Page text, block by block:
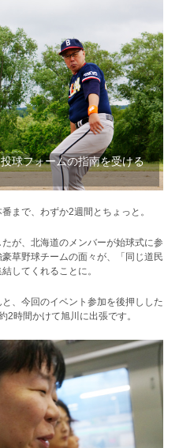
球フォームの指南を受ける
まで、わずか2週間とちょっと。
が、北海道のメンバーが始球式に参
草野球チームの面々が、「同じ道民
してくれることに。
、今回のイベント参加を後押しした
2時間かけて旭川に出張です。